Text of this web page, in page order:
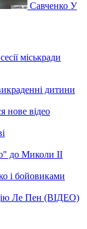
Савченко У
міськради
дитини
нове відео
до Миколи ІІ
і бойовиками
Ле Пен (ВІДЕО)